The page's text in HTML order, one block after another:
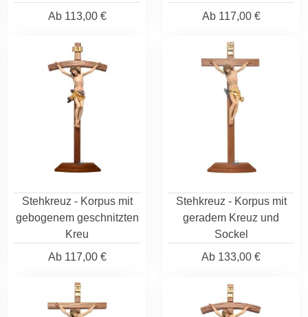
Ab113,00 €
Ab117,00 €
Stehkreuz - Korpus mit
gebogenem geschnitzten
Kreu
Ab117,00 €
Stehkreuz - Korpus mit
geradem Kreuz und
Sockel
Ab 133,00 €